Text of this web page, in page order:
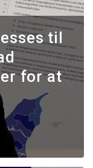
til
for at